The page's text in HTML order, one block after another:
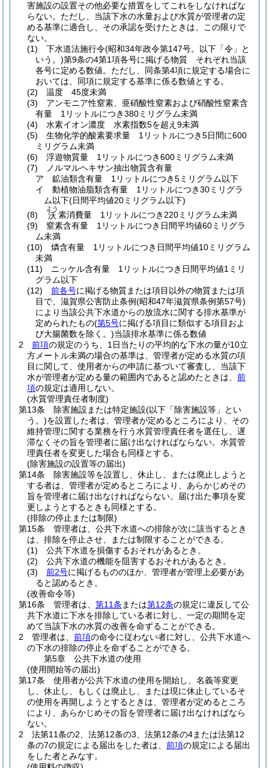
害施設の設置その他必要な措置をしてこれをしなければな
らない。 ただし、当該下水の水量および水質が管理者の定
める基準に適合し、その承認を受けたときは、この限りで
ない。
(1)
下水道法施行令(昭和34年政令第147号。以下「令」と
いう。)第9条の4第1項各号に掲げる物質 それぞれ当該
各号に定める数値。 ただし、同条第4項に規定する場合に
おいては、同項に規定する基準に係る数値とする。
(2)
温度 45度未満
(3)
アンモニア性窒素、亜硝酸性窒素および硝酸性窒素含
有量 1リットルにつき380ミリグラム未満
(4)
水素イオン濃度 水素指数5を超え9未満
(5)
生物化学的酸素要求量 1リットルにつき5日間に600
ミリグラム未満
(6)
浮遊物質量 1リットルにつき600ミリグラム未満
(7)
ノルマルヘキサン抽出物質含有量
ア
鉱油類含有量 1リットルにつき5ミリグラム以下
イ
動植物油脂類含有量 1リットルにつき30ミリグラ
ム以下(日間平均値20ミリグラム以下)
(8)
沃
よう
素消費量 1リットルにつき220ミリグラム未満
(9)
窒素含有量 1リットルにつき日間平均値60ミリグラ
ム未満
(10)
燐含有量 1リットルにつき日間平均値10ミリグラム
未満
(11)
ニッケル含有量 1リットルにつき日間平均値1ミリ
グラム以下
(12)
前各号に掲げる物質または項目以外の物質または項
目で、滋賀県公害防止条例(昭和47年滋賀県条例第57号)
により当該公共下水道からの放流水に関する排水基準が
定められたもの(第5号に掲げる項目に類似する項目およ
び大腸菌数を除く。)当該排水基準に係る数値
2
前項の規定のうち、1日当たりの平均的な下水の量が10立
方メートル未満の場合の基準は、管理者が定める水質の項
目に関して、使用者からの申請に基づいて審査し、当該下
水が管理者が定める量の範囲内であると認めたときは、 前
項の規定は適用しない。
(水質管理責任者制度)
第13条
除害施設または特定施設(以下「除害施設等」とい
う。)を設置した者は、管理者が定めるところにより、その
維持管理に関する業務を行う水質管理責任者を選任し、遅
滞なくその旨を管理者に届け出なければならない。 水質管
理責任者を変更した場合も同様とする。
(除害施設の設置等の届出)
第14条
除害施設等を設置し、休止し、または廃止しようと
する者は、管理者が定めるところにより、あらかじめその
旨を管理者に届け出なければならない。
届け出た事項を変
更しようとするときも同様とする。
(排除の停止または制限)
第15条
管理者は、公共下水道への排除が次に該当するとき
は、排除を停止させ、または制限することができる。
(1)
公共下水道を損傷するおそれがあるとき。
(2)
公共下水道の機能を阻害するおそれがあるとき。
(3)
前2号に掲げるもののほか、管理者が管理上必要があ
ると認めるとき。
(改善命令等)
第16条
管理者は、 第11条 または第12条の規定に違反して公
共下水道に下水を排除している者に対し、一定の期間を定
めて当該下水の水質の改善を命ずることができる。
2
管理者は、 前項の命令に従わない者に対し、公共下水道へ
の下水の排除の停止を命ずることができる。
第5章
公共下水道の使用
(使用開始等の届出)
第17条
使用者が公共下水道の使用を開始し、名義等変更
し、休止し、もしくは廃止し、または現に休止しているそ
の使用を再開しようとするときは、管理者が定めるところ
により、あらかじめその旨を管理者に届け出なければなら
ない。
2
法第11条の2、法第12条の3、法第12条の4または法第12
条の7の規定による届出をした者は、 前項の規定による届出
をした者とみなす。